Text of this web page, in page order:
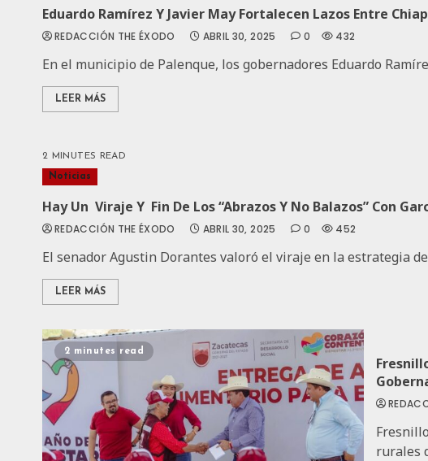
Eduardo Ramírez Y Javier May Fortalecen Lazos Entre
REDACCIÓN THE ÉXODO ABRIL 30, 2025 0 432
En el municipio de Palenque, los gobernadores Eduardo
LEER MÁS
2 MINUTES READ
Noticias
Hay Un Viraje Y Fin De Los “abrazos Y No Balazos” Con
REDACCIÓN THE ÉXODO ABRIL 30, 2025 0 452
El senador Agustin Dorantes valoró el viraje en la estrategia
LEER MÁS
2 minutes read
rurales